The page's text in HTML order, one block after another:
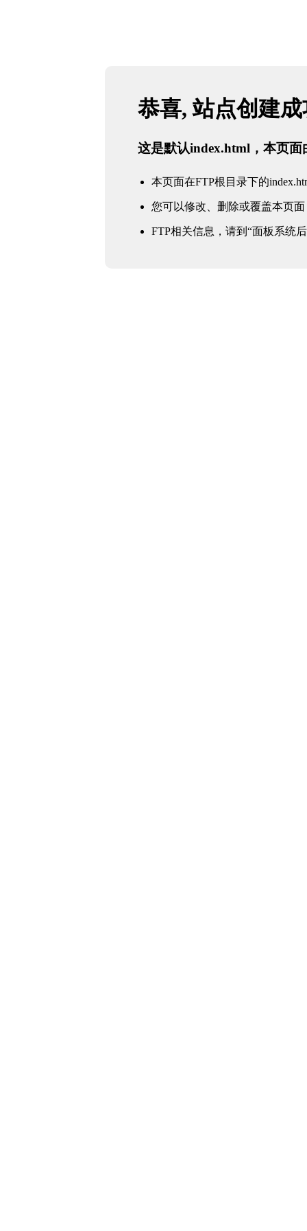
恭喜, 站点创建
这是默认index.html，本页面
本页面在FTP根目录下的
您可以修改、删除或覆盖本页面
FTP相关信息，请到“面板系统